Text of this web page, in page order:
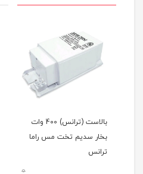
بالاست (ترانس) 400 وات
بخار سدیم تخت مس راما
ترانس
0